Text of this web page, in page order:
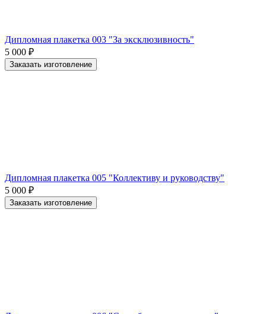
Дипломная плакетка 003 "За эксклюзивность"
5 000 ₽
Заказать изготовление
Дипломная плакетка 005 "Коллективу и руководству"
5 000 ₽
Заказать изготовление